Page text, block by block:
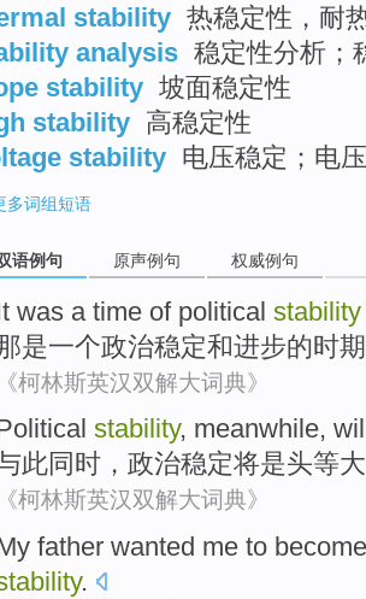
stability 热稳定性，耐
analysis 稳定性分析；
stability 坡面稳定性
stability 高稳定性
stability 电压稳定；电
多词组短语
语例句 原声例句 权威例句
was a time of political stability
是一个政治稳定和进步的时期
《柯林斯英汉双解大词典》
stability, meanwhile,
此同时 ， 政治稳定将是头等
《柯林斯英汉双解大词典》
father wanted me to become
.